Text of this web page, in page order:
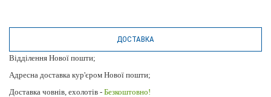
ДОСТАВКА
Відділення Нової пошти;
Адресна доставка кур'єром Нової пошти;
Доставка човнів, ехолотів - Безкоштовно!